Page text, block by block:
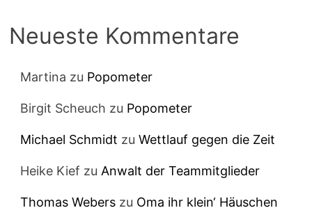
Neueste Kommentare
Martina zu Popometer
Birgit Scheuch zu Popometer
Michael Schmidt zuWettlauf gegen die Zeit
Heike Kief zu Anwalt der Teammitglieder
Thomas Webers zu Oma ihr klein‘ Häuschen